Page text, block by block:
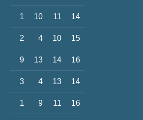
1 10 11 14
2 4 10 15
9 13 14 16
3 4 13 14
1 9 11 16